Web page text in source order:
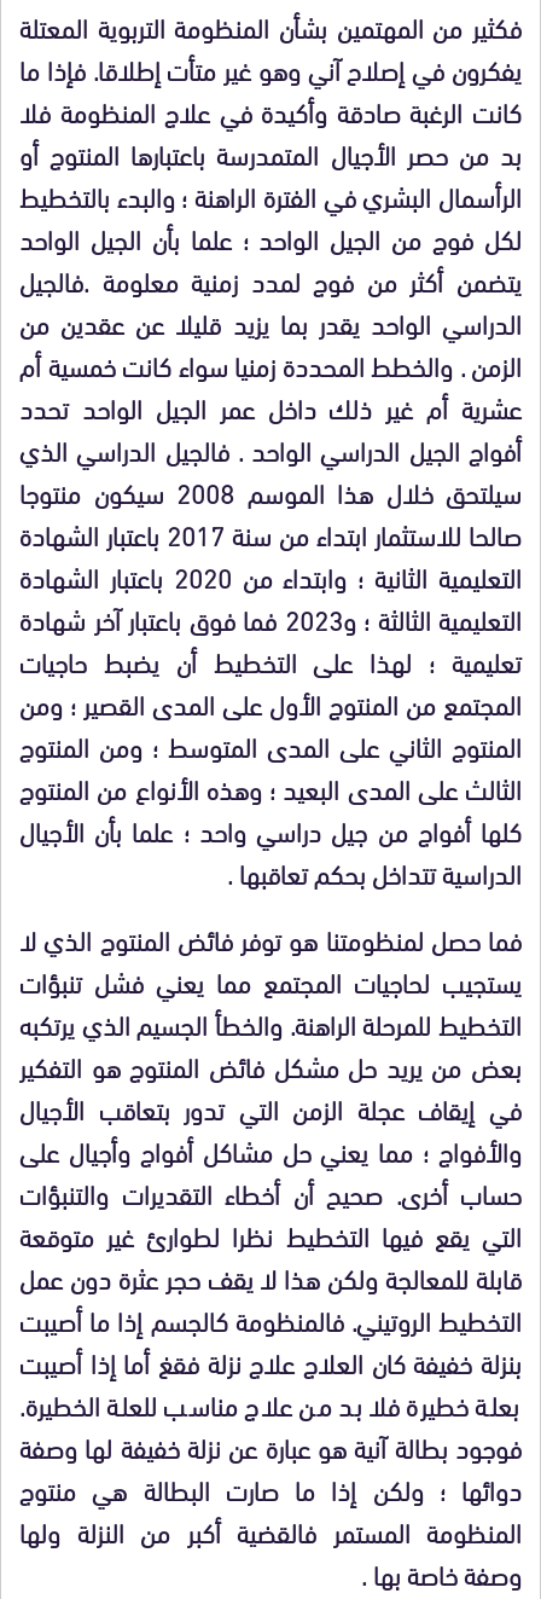
فكثير من المهتمين بشأن المنظومة التربوية المعتلة
يفكرون في إصلاح آني وهو غير متأت إطلاقا. فإذا ما
كانت الرغبة صادقة وأكيدة في علاج المنظومة فلا
بد من حصر الأجيال المتمدرسة باعتبارها المنتوج أو
الرأسمال البشري في الفترة الراهنة ؛ والبدء بالتخطيط
لكل فوج من الجيل الواحد ؛ علما بأن الجيل الواحد
يتضمن أكثر من فوج لمدد زمنية معلومة .فالجيل
الدراسي الواحد يقدر بما يزيد قليلا عن عقدين من
الزمن . والخطط المحددة زمنيا سواء كانت خمسية أم
عشرية أم غير ذلك داخل عمر الجيل الواحد تحدد
أفواج الجيل الدراسي الواحد . فالجيل الدراسي الذي
سيلتحق خلال هذا الموسم 2008 سيكون منتوجا
صالحا للاستثمار ابتداء من سنة 2017 باعتبار الشهادة
التعليمية الثانية ؛ وابتداء من 2020 باعتبار الشهادة
التعليمية الثالثة ؛ و2023 فما فوق باعتبار آخر شهادة
تعليمية ؛ لهذا على التخطيط أن يضبط حاجيات
المجتمع من المنتوج الأول على المدى القصير ؛ ومن
المنتوج الثاني على المدى المتوسط ؛ ومن المنتوج
الثالث على المدى البعيد ؛ وهذه الأنواع من المنتوج
كلها أفواج من جيل دراسي واحد ؛ علما بأن الأجيال
الدراسية تتداخل بحكم تعاقبها .
فما حصل لمنظومتنا هو توفر فائض المنتوج الذي لا
يستجيب لحاجيات المجتمع مما يعني فشل تنبؤات
التخطيط للمرحلة الراهنة. والخطأ الجسيم الذي يرتكبه
بعض من يريد حل مشكل فائض المنتوج هو التفكير
في إيقاف عجلة الزمن التي تدور بتعاقب الأجيال
والأفواج ؛ مما يعني حل مشاكل أفواج وأجيال على
حساب أخرى. صحيح أن أخطاء التقديرات والتنبؤات
التي يقع فيها التخطيط نظرا لطوارئ غير متوقعة
قابلة للمعالجة ولكن هذا لا يقف حجر عثرة دون عمل
التخطيط الروتيني. فالمنظومة كالجسم إذا ما أصيبت
بنزلة خفيفة كان العلاج علاج نزلة فقغ أما إذا أصيبت
بعلة خطيرة فلا بد من علاج مناسب للعلة الخطيرة.
فوجود بطالة آنية هو عبارة عن نزلة خفيفة لها وصفة
دوائها ؛ ولكن إذا ما صارت البطالة هي منتوج
المنظومة المستمر فالقضية أكبر من النزلة ولها
وصفة خاصة بها .